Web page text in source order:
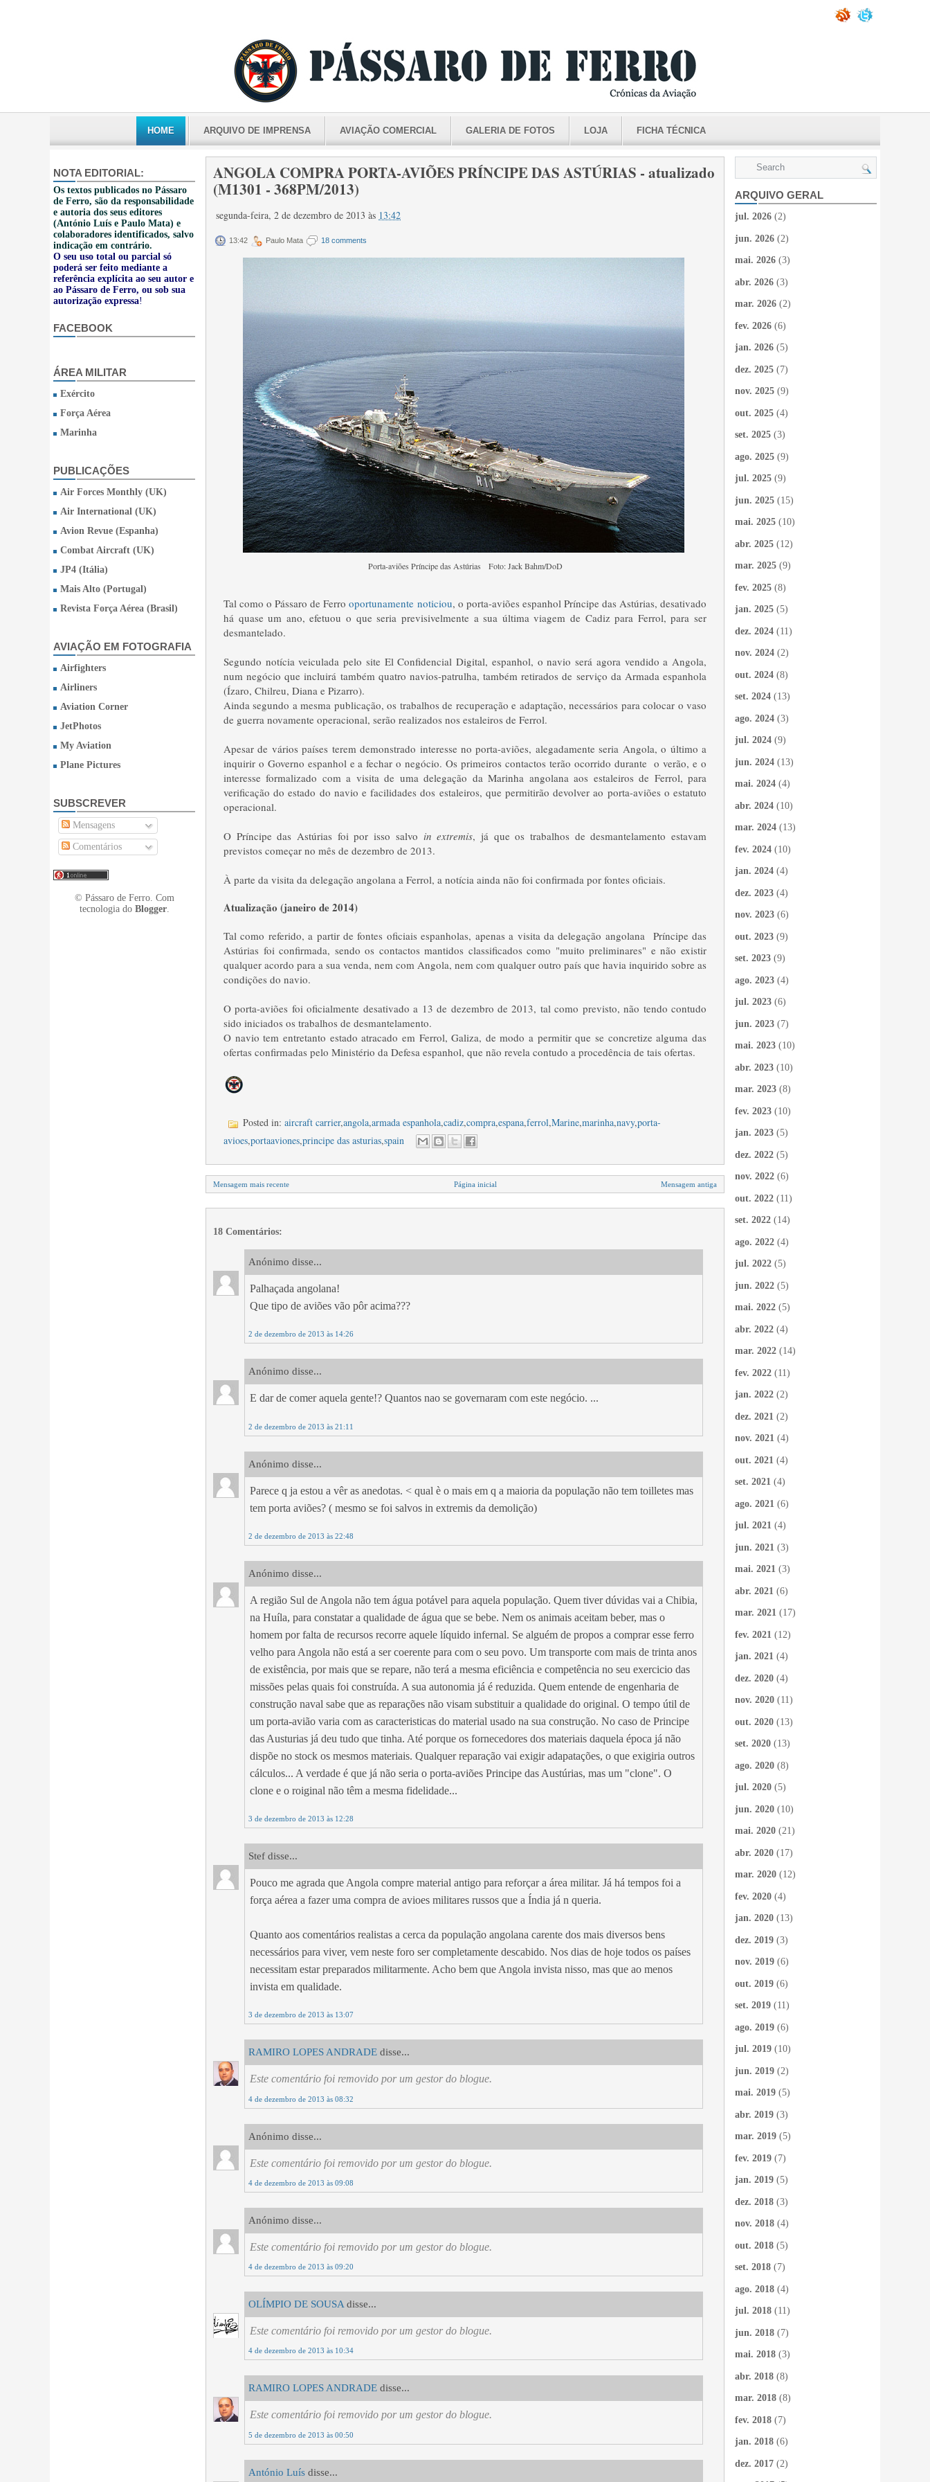
HOME ARQUIVO DE IMPRENSA AVIAÇÃO COMERCIAL GALERIA DE FOTOS LOJA FICHA TÉCNICA
NOTA EDITORIAL:
Os textos publicados no Pássaro
de Ferro, são da responsabilidade
e autoria dos seus editores
(António Luís e Paulo Mata) e
colaboradores identificados, salvo
indicação em contrário.
O seu uso total ou parcial só
poderá ser feito mediante a
referência explícita ao seu autor e
ao Pássaro de Ferro, ou sob sua
autorização expressa!
FACEBOOK
ÁREA MILITAR
Exército
Força Aérea
Marinha
PUBLICAÇÕES
Air Forces Monthly (UK)
Air International (UK)
Avion Revue (Espanha)
Combat Aircraft (UK)
JP4 (Itália)
Mais Alto (Portugal)
Revista Força Aérea (Brasil)
AVIAÇÃO EM FOTOGRAFIA
Airfighters
Airliners
Aviation Corner
JetPhotos
My Aviation
Plane Pictures
SUBSCREVER
Mensagens
Comentários
© Pássaro de Ferro. Com
tecnologia do Blogger.
ANGOLA COMPRA PORTA-AVIÕES PRÍNCIPE DAS ASTÚRIAS - atualizado
(M1301 - 368PM/2013)
segunda-feira, 2 de dezembro de 2013 às 13:42
13:42 Paulo Mata 18 comments
Porta-aviões Príncipe das Astúrias Foto: Jack Bahm/DoD
Tal como o Pássaro de Ferrooportunamente noticiou, o porta-aviões espanhol Príncipe das Astúrias, desativado
há quase um ano, efetuou o que seria previsivelmente a sua última viagem de Cadiz para Ferrol, para ser
desmantelado.
Segundo notícia veiculada pelo site El Confidencial Digital, espanhol, o navio será agora vendido a Angola,
num negócio que incluirá também quatro navios-patrulha, também retirados de serviço da Armada espanhola
(Ízaro, Chilreu, Diana e Pizarro).
Ainda segundo a mesma publicação, os trabalhos de recuperação e adaptação, necessários para colocar o vaso
de guerra novamente operacional, serão realizados nos estaleiros de Ferrol.
Apesar de vários países terem demonstrado interesse no porta-aviões, alegadamente seria Angola, o último a
inquirir o Governo espanhol e a fechar o negócio. Os primeiros contactos terão ocorrido durante o verão, e o
interesse formalizado com a visita de uma delegação da Marinha angolana aos estaleiros de Ferrol, para
verificação do estado do navio e facilidades dos estaleiros, que permitirão devolver ao porta-aviões o estatuto
operacional.
O Príncipe das Astúrias foi por isso salvo in extremis, já que os trabalhos de desmantelamento estavam
previstos começar no mês de dezembro de 2013.
À parte da visita da delegação angolana a Ferrol, a notícia ainda não foi confirmada por fontes oficiais.
Atualização (janeiro de 2014)
Tal como referido, a partir de fontes oficiais espanholas, apenas a visita da delegação angolana Príncipe das
Astúrias foi confirmada, sendo os contactos mantidos classificados como "muito preliminares" e não existir
qualquer acordo para a sua venda, nem com Angola, nem com qualquer outro país que havia inquirido sobre as
condições do navio.
O porta-aviões foi oficialmente desativado a 13 de dezembro de 2013, tal como previsto, não tendo contudo
sido iniciados os trabalhos de desmantelamento.
O navio tem entretanto estado atracado em Ferrol, Galiza, de modo a permitir que se concretize alguma das
ofertas confirmadas pelo Ministério da Defesa espanhol, que não revela contudo a procedência de tais ofertas.
Posted in: aircraft carrier,angola,armada espanhola,cadiz,compra,espana,ferrol,Marine,marinha,navy,porta-
avioes,portaaviones,principe das asturias,spain
Mensagem mais recente Mensagem antiga
Página inicial
18 Comentários:
Anónimo disse...
Palhaçada angolana!
Que tipo de aviões vão pôr acima???
2 de dezembro de 2013 às 14:26
Anónimo disse...
E dar de comer aquela gente!? Quantos nao se governaram com este negócio. ...
2 de dezembro de 2013 às 21:11
Anónimo disse...
Parece q ja estou a vêr as anedotas. < qual è o mais em q a maioria da população não tem toilletes mas
tem porta aviões? ( mesmo se foi salvos in extremis da demolição)
2 de dezembro de 2013 às 22:48
Anónimo disse...
A região Sul de Angola não tem água potável para aquela população. Quem tiver dúvidas vai a Chibia,
na Huíla, para constatar a qualidade de água que se bebe. Nem os animais aceitam beber, mas o
homem por falta de recursos recorre aquele líquido infernal. Se alguém de propos a comprar esse ferro
velho para Angola não está a ser coerente para com o seu povo. Um transporte com mais de trinta anos
de existência, por mais que se repare, não terá a mesma eficiência e competência no seu exercicio das
missões pelas quais foi construída. A sua autonomia já é reduzida. Quem entende de engenharia de
construção naval sabe que as reparações não visam substituir a qualidade do original. O tempo útil de
um porta-avião varia com as caracteristicas do material usado na sua construção. No caso de Principe
das Austurias já deu tudo que tinha. Até porque os fornecedores dos materiais daquela época já não
dispõe no stock os mesmos materiais. Qualquer reparação vai exigir adapatações, o que exigiria outros
cálculos... A verdade é que já não seria o porta-aviões Principe das Austúrias, mas um "clone". O
clone e o roiginal não têm a mesma fidelidade...
3 de dezembro de 2013 às 12:28
Stef disse...
Pouco me agrada que Angola compre material antigo para reforçar a área militar. Já há tempos foi a
força aérea a fazer uma compra de avioes militares russos que a Índia já n queria.
Quanto aos comentários realistas a cerca da população angolana carente dos mais diversos bens
necessários para viver, vem neste foro ser completamente descabido. Nos dias de hoje todos os países
necessitam estar preparados militarmente. Acho bem que Angola invista nisso, mas que ao menos
invista em qualidade.
3 de dezembro de 2013 às 13:07
RAMIRO LOPES ANDRADE disse...
Este comentário foi removido por um gestor do blogue.
4 de dezembro de 2013 às 08:32
Anónimo disse...
Este comentário foi removido por um gestor do blogue.
4 de dezembro de 2013 às 09:08
Anónimo disse...
Este comentário foi removido por um gestor do blogue.
4 de dezembro de 2013 às 09:20
OLÍMPIO DE SOUSAdisse...
Este comentário foi removido por um gestor do blogue.
4 de dezembro de 2013 às 10:34
RAMIRO LOPES ANDRADE disse...
Este comentário foi removido por um gestor do blogue.
5 de dezembro de 2013 às 00:50
António Luís disse...
ARQUIVO GERAL
jul. 2026 (2)
jun. 2026 (2)
mai. 2026 (3)
abr. 2026 (3)
mar. 2026 (2)
fev. 2026 (6)
jan. 2026 (5)
dez. 2025 (7)
nov. 2025 (9)
out. 2025 (4)
set. 2025 (3)
ago. 2025 (9)
jul. 2025 (9)
jun. 2025 (15)
mai. 2025 (10)
abr. 2025 (12)
mar. 2025 (9)
fev. 2025 (8)
jan. 2025 (5)
dez. 2024 (11)
nov. 2024 (2)
out. 2024 (8)
set. 2024 (13)
ago. 2024 (3)
jul. 2024 (9)
jun. 2024 (13)
mai. 2024 (4)
abr. 2024 (10)
mar. 2024 (13)
fev. 2024 (10)
jan. 2024 (4)
dez. 2023 (4)
nov. 2023 (6)
out. 2023 (9)
set. 2023 (9)
ago. 2023 (4)
jul. 2023 (6)
jun. 2023 (7)
mai. 2023 (10)
abr. 2023 (10)
mar. 2023 (8)
fev. 2023 (10)
jan. 2023 (5)
dez. 2022 (5)
nov. 2022 (6)
out. 2022 (11)
set. 2022 (14)
ago. 2022 (4)
jul. 2022 (5)
jun. 2022 (5)
mai. 2022 (5)
abr. 2022 (4)
mar. 2022 (14)
fev. 2022 (11)
jan. 2022 (2)
dez. 2021 (2)
nov. 2021 (4)
out. 2021 (4)
set. 2021 (4)
ago. 2021 (6)
jul. 2021 (4)
jun. 2021 (3)
mai. 2021 (3)
abr. 2021 (6)
mar. 2021 (17)
fev. 2021 (12)
jan. 2021 (4)
dez. 2020 (4)
nov. 2020 (11)
out. 2020 (13)
set. 2020 (13)
ago. 2020 (8)
jul. 2020 (5)
jun. 2020 (10)
mai. 2020 (21)
abr. 2020 (17)
mar. 2020 (12)
fev. 2020 (4)
jan. 2020 (13)
dez. 2019 (3)
nov. 2019 (6)
out. 2019 (6)
set. 2019 (11)
ago. 2019 (6)
jul. 2019 (10)
jun. 2019 (2)
mai. 2019 (5)
abr. 2019 (3)
mar. 2019 (5)
fev. 2019 (7)
jan. 2019 (5)
dez. 2018 (3)
nov. 2018 (4)
out. 2018 (5)
set. 2018 (7)
ago. 2018 (4)
jul. 2018 (11)
jun. 2018 (7)
mai. 2018 (3)
abr. 2018 (8)
mar. 2018 (8)
fev. 2018 (7)
jan. 2018 (6)
dez. 2017 (2)